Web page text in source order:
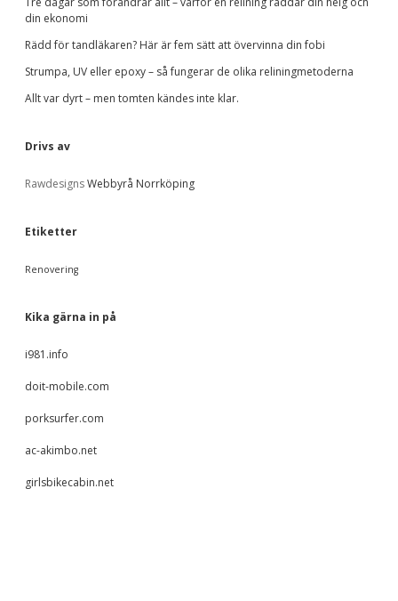
b
a
r
o
i
e
din ekonomi
Rädd för tandläkaren? Här är fem sätt att övervinna din fobi
Strumpa, UV eller epoxy – så fungerar de olika reliningmetoderna
Allt var dyrt – men tomten kändes inte klar.
Drivs av
RawdesignsWebbyrå Norrköping
Etiketter
Renovering
Kika gärna in på
i981.info
doit-mobile.com
porksurfer.com
ac-akimbo.net
girlsbikecabin.net